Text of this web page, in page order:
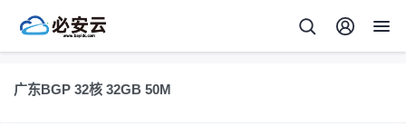
广东BGP 32核 32GB 50M